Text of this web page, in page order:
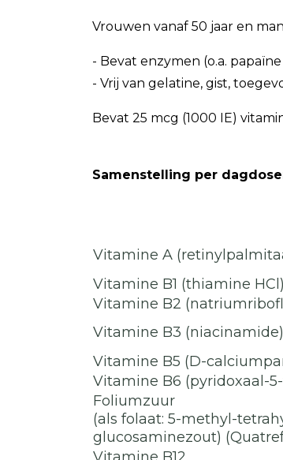
Vrouwen vanaf 50 jaar en
- Bevat enzymen (o.a.
- Vrij van gelatine, gist,
Bevat 25 mcg (1000 IE)
Samenstelling per
Vitamine A
Vitamine B1 (thiamine HCl)
Vitamine B2
Vitamine B3 (niacinamide)
Vitamine B5 (D-
Vitamine B6 (pyridoxaal-
Foliumzuur
(als folaat: 5-methyl-
glucosaminezout)